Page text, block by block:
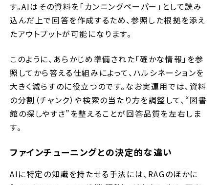
す。AIはその資料を「カンニングペーパー」として読み
込んだ上で回答を作成するため、参照した根拠を添え
たアウトプットが可能になります。
このように、あらかじめ準備された「確かな情報」を参
照してから答える仕組みによって、ハルシネーションを
大きく減らすのに役立つのです。なお実運用では、資料
の分割（チャンク）や検索の当たり方を調整して、“図書
館の探しやすさ”を整えることが回答品質を左右しま
す。
ファインチューニングとの決定的な違い
AIに特定の知識を持たせる手法には、RAGのほかに